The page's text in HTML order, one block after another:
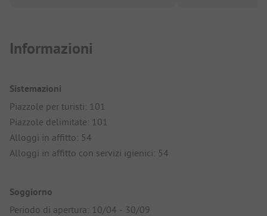
Informazioni
Sistemazioni
Piazzole per turisti: 101
Piazzole delimitate: 101
Alloggi in affitto: 54
Alloggi in affitto con servizi igienici: 54
Soggiorno
Periodo di apertura: 10/04 - 30/09